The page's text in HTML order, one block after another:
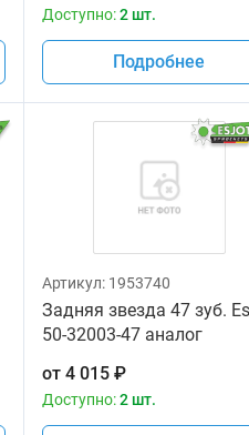
Доступно:2 шт.
Подробнее
Артикул: 1953740
Задняя звезда 47 зуб.
50-32003-47 аналог
от 4 015₽
Доступно:2 шт.